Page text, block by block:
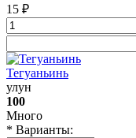
15 ₽
Тегуаньинь
улун
100
Много
* Варианты: